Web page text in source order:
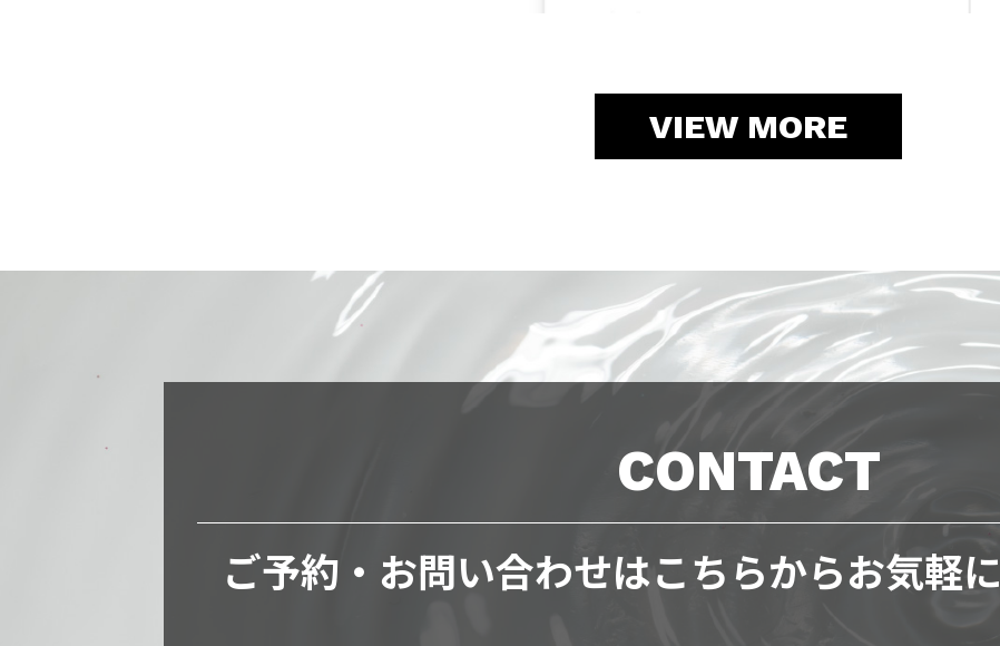
VIEW MORE
CONTACT
ご予約・お問い合わせはこちらからお気軽に